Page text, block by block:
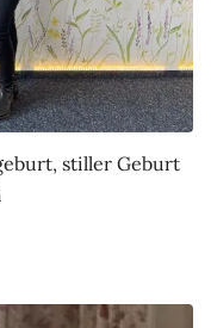
stiller Geburt